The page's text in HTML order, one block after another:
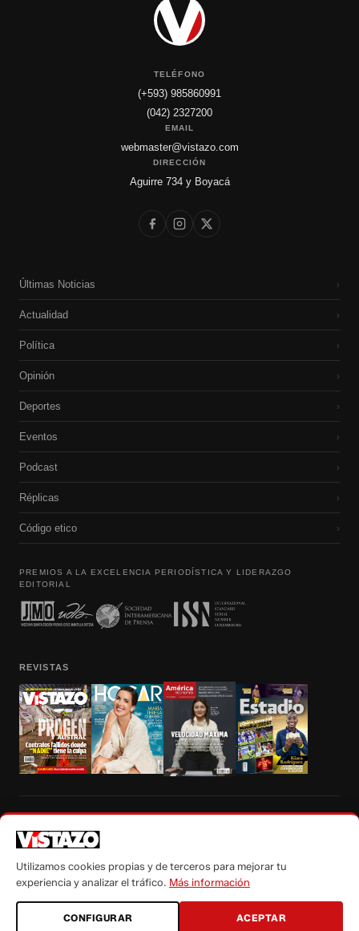
TELÉFONO
(+593) 985860991
(042) 2327200
EMAIL
webmaster@vistazo.com
DIRECCIÓN
Aguirre 734 y Boyacá
Últimas Noticias ›
Actualidad ›
Política ›
Opinión ›
Deportes ›
Eventos ›
Podcast ›
Réplicas ›
Código etico ›
PREMIOS A LA EXCELENCIA PERIODÍSTICA Y LIDERAZGO
EDITORIAL
REVISTAS
autorización escrita de su titular, de todos los contenidos de Vistazo.com.
Utilizamos cookies propias y de terceros para mejorar tu
experiencia y analizar el tráfico. Más información
CONFIGURAR ACEPTAR